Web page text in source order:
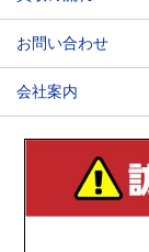
お問い合わせ
会社案内